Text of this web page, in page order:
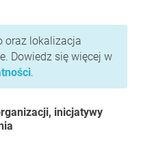
oraz lokalizacja
Dowiedz się więcej w
.